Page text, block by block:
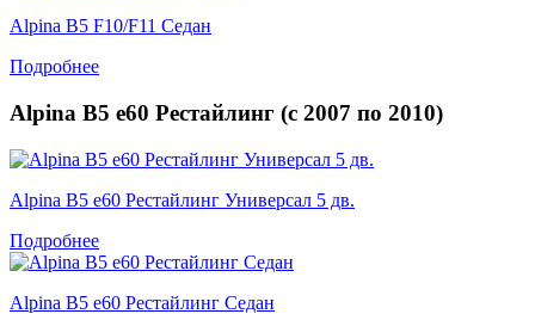
Alpina B5 F10/F11 Седан
Подробнее
Alpina B5 e60 Рестайлинг (с 2007 по 2010)
Alpina B5 e60 Рестайлинг Универсал 5 дв.
Подробнее
Alpina B5 e60 Рестайлинг Седан